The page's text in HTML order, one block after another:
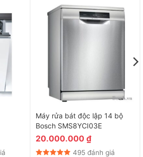
máy rửa bát độc lập Bosch
6
hoạt, dễ dàng lắp đặt nhiều vị
SMS6ZCI16E Serie 6 được thiết kế
người dùng linh hoạt trong việc lắp
hay thậm chí lắp âm dưới hộc tủ.
Máy rửa bát độc lập 14 bộ
Bosch SMS8YCI03E
20.000.000 ₫
495 đánh giá